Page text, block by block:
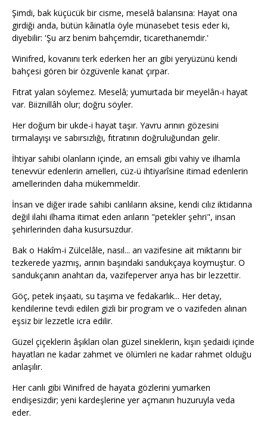
Şimdi, bak küçücük bir cisme, meselâ balarısına: Hayat ona
girdiği anda, bütün kâinatla öyle münasebet tesis eder ki,
diyebilir: 'Şu arz benim bahçemdir, ticarethanemdir.'
Winifred, kovanını terk ederken her arı gibi yeryüzünü kendi
bahçesi gören bir özgüvenle kanat çırpar.
Fıtrat yalan söylemez. Meselâ; yumurtada bir meyelân-ı hayat
var. Biiznillâh olur; doğru söyler.
Her doğum bir ukde-i hayat taşır. Yavru arının gözesini
tırmalayışı ve sabırsızlığı, fıtratının doğruluğundan gelir.
İhtiyar sahibi olanların içinde, arı emsali gibi vahiy ve ilhamla
tenevvür edenlerin amelleri, cüz-ü ihtiyarîsine itimad edenlerin
amellerinden daha mükemmeldir.
İnsan ve diğer irade sahibi canlıların aksine, kendi cılız iktidarına
değil ilahi ilhama itimat eden arıların "petekler şehri", insan
şehirlerinden daha kusursuzdur.
Bak o Hakîm-i Zülcelâle, nasıl... arı vazifesine ait miktarını bir
tezkerede yazmış, arının başındaki sandukçaya koymuştur. O
sandukçanın anahtarı da, vazifeperver arıya has bir lezzettir.
Göç, petek inşaatı, su taşıma ve fedakarlık... Her detay,
kendilerine tevdi edilen gizli bir program ve o vazifeden alınan
eşsiz bir lezzetle icra edilir.
Güzel çiçeklerin âşıkları olan güzel sineklerin, kışın şedaidi içinde
hayatları ne kadar zahmet ve ölümleri ne kadar rahmet olduğu
anlaşılır.
Her canlı gibi Winifred de hayata gözlerini yumarken
endişesizdir; yeni kardeşlerine yer açmanın huzuruyla veda
eder.